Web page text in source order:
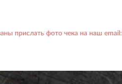
прислать фото чека на наш email: